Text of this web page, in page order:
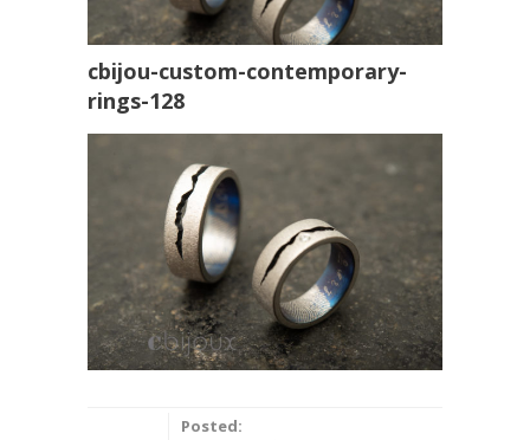
cbijou-custom-contemporary-
rings-128
Posted: